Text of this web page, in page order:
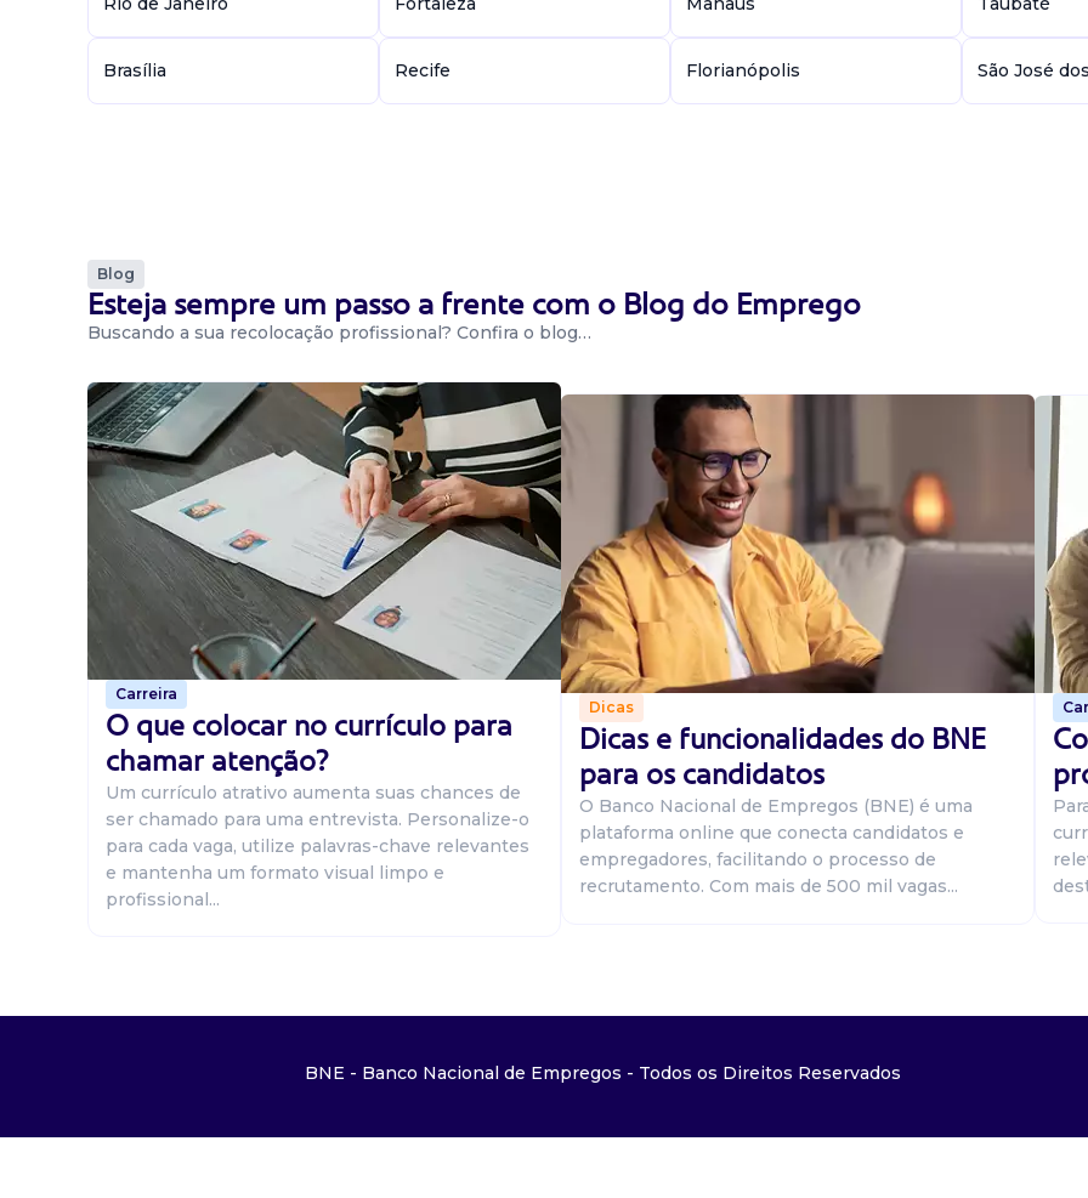
Brasília Recife Florianópolis São José
Blog
Esteja sempre um passo a frente com o Blog do Emprego
Buscando a sua recolocação profissional? Confira o blog…
Carreira
O que colocar no currículo para
chamar atenção?
Um currículo atrativo aumenta suas chances de
ser chamado para uma entrevista. Personalize-o
para cada vaga, utilize palavras-chave relevantes
e mantenha um formato visual limpo e
profissional...
Dicas
Dicas e funcionalidades do BNE
para os candidatos
O Banco Nacional de Empregos (BNE) é uma
plataforma online que conecta candidatos e
empregadores, facilitando o processo de
recrutamento. Com mais de 500 mil vagas...
BNE - Banco Nacional de Empregos - Todos os Direitos Reservados